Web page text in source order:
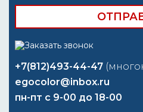
+7(812)493-44-47
egocolor@inbox.ru
пн-пт с 9-00 до 18-00